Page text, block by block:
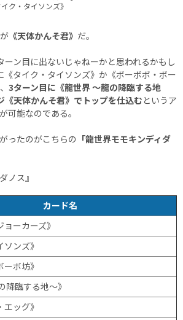
ク・タイソンズ》
《天体かんそ君》 だ。
ーン目に出ないじゃねーかと思われるかもし
《タイク・タイソンズ》か《ボーボボ・ボー
3ターン目に《龍世界 ～龍の降臨する地
《天体かんそ君》でトップを仕込む というア
可能なのである。
ったのがこちらの 「龍世界モモキンディダ
ノス』
カード名
ョーカーズ》
ソンズ》
ーボ坊》
降臨する地～》
エッグ》